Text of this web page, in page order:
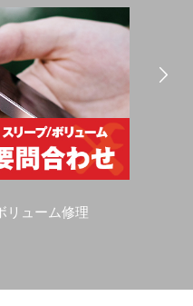
リューム修理